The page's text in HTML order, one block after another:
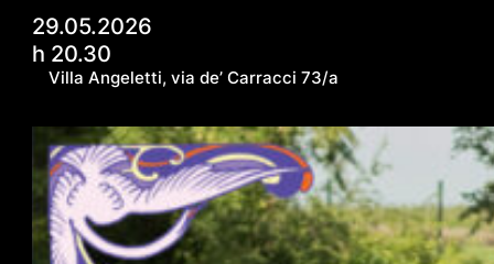
29.05.2026
h 20.30
Villa Angeletti, via de’ Carracci 73/a